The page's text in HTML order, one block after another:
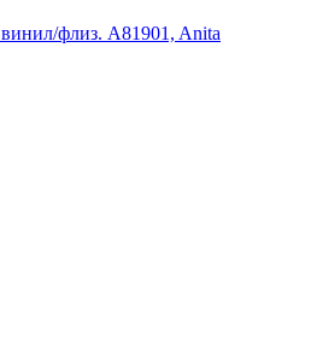
флиз. A81901, Anita